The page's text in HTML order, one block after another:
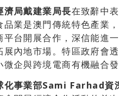
濟局戴建業局長在致辭中
品業是澳門傳統特色產業
台開展合作，深信能進
展內地市場。特區政府會
企與跨境電商有機融合發
化事業部Sami Farhad資